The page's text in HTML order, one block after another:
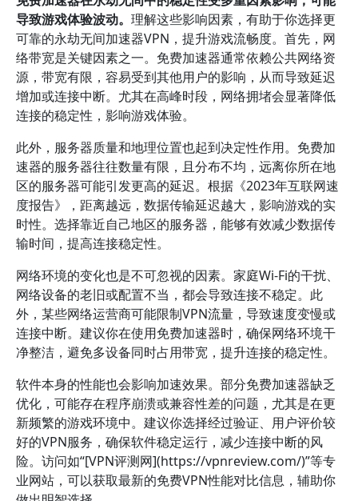
导致游戏体验波动。 理解这些影响因素，有助于你选择更
可靠的永劫无间加速器VPN，提升游戏流畅度。首先，网
络带宽是关键因素之一。免费加速器通常依赖公共网络资
源，带宽有限，容易受到其他用户的影响，从而导致延迟
增加或连接中断。尤其在高峰时段，网络拥堵会显著降低
连接的稳定性，影响游戏体验。
此外，服务器质量和地理位置也起到决定性作用。免费加
速器的服务器往往数量有限，且分布不均，远离你所在地
区的服务器可能引发更高的延迟。根据《2023年互联网速
度报告》，距离越远，数据传输延迟越大，影响游戏的实
时性。选择靠近自己地区的服务器，能够有效减少数据传
输时间，提高连接稳定性。
网络环境的变化也是不可忽视的因素。家庭Wi-Fi的干扰、
网络设备的老旧或配置不当，都会导致连接不稳定。此
外，某些网络运营商可能限制VPN流量，导致速度变慢或
连接中断。建议你在使用免费加速器时，确保网络环境干
净整洁，避免多设备同时占用带宽，提升连接的稳定性。
软件本身的性能也会影响加速效果。部分免费加速器缺乏
优化，可能存在程序崩溃或兼容性差的问题，尤其是在更
新频繁的游戏环境中。建议你选择经过验证、用户评价较
好的VPN服务，确保软件稳定运行，减少连接中断的风
险。访问如“[VPN评测网](https://vpnreview.com/)”等专
业网站，可以获取最新的免费VPN性能对比信息，辅助你